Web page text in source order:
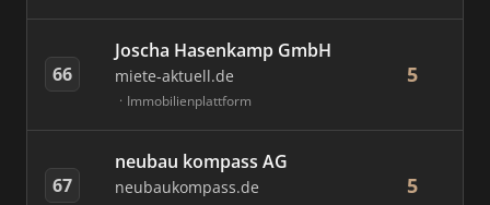
66
Joscha Hasenkamp GmbH
miete-aktuell.de
Immobilienplattform
5
67
neubau kompass AG
neubaukompass.de 5